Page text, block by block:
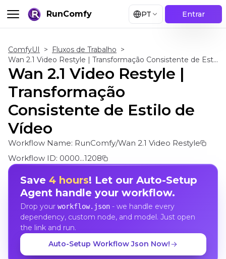
RunComfy PT Entrar
ComfyUI > Fluxos de Trabalho >
Wan 2.1 Video Restyle | Transformação Consistente de Estilo de Vídeo
Wan 2.1 Video Restyle |
Transformação
Consistente de Estilo de
Vídeo
Workflow Name: RunComfy/Wan 2.1 Video Restyle
Workflow ID: 0000...1208
Save 4 hours! Let our Auto-Setup
Agent handle your workflow.
Drop your workflow.json- we handle every
dependency, custom node, and model. Just open
the link and run.
Auto-Setup Workflow Json Now!